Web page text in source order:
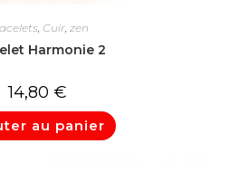
Cuir, zen
Harmonie 2
14,80 €
au panier